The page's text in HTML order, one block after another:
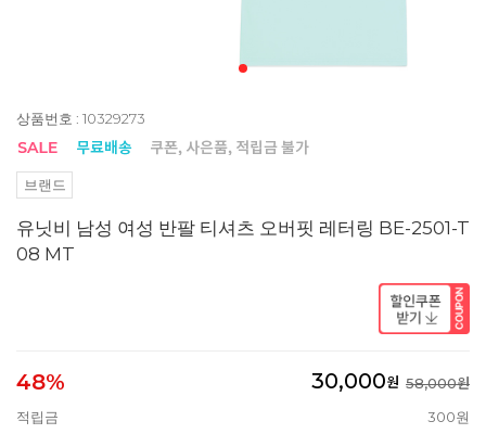
상품번호 : 10329273
브랜드
유닛비 남성 여성 반팔 티셔츠 오버핏 레터링 BE-2501-T
08 MT
48% 30,000원 58,000원
적립금
300원